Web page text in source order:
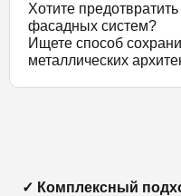
Хотите
фасадных систем?
Ищете способ
металлических
✓ Комплексный